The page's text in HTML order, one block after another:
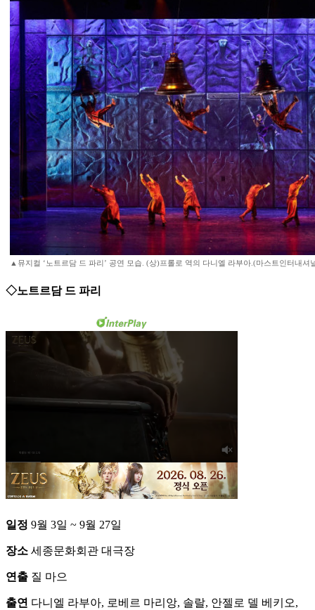
▲뮤지컬 ‘노트르담 드 파리’ 공연 모습. (상)프롤로 역의 다니엘 라부아.(마스트인터내셔
◇노트르담 드 파리
일정 9월 3일 ~ 9월 27일
장소 세종문화회관 대극장
연출 질 마으
출연 다니엘 라부아, 로베르 마리앙, 솔랄, 안젤로 델 베키오,